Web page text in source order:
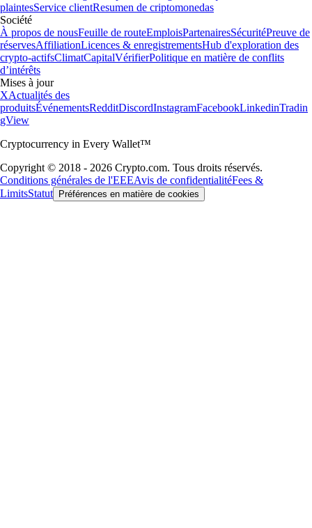
plaintesService clientResumen de criptomonedas
Société
À propos de nousFeuille de routeEmploisPartenairesSécuritéPreuve de
réservesAffiliationLicences & enregistrementsHub d'exploration des
crypto-actifsClimatCapitalVérifierPolitique en matière de conflits
d’intérêts
Mises à jour
XActualités des
produitsÉvénementsRedditDiscordInstagramFacebookLinkedinTradin
gView
Cryptocurrency in Every Wallet™
Copyright © 2018 - 2026 Crypto.com. Tous droits réservés.
Conditions générales de l'EEEAvis de confidentialitéFees &
LimitsStatut Préférences en matière de cookies